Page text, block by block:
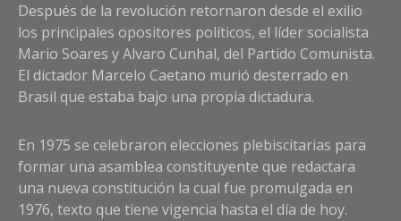
Después de la revolución retornaron desde el exilio
los principales opositores políticos, el líder socialista
Mario Soares y Alvaro Cunhal, del Partido Comunista.
El dictador Marcelo Caetano murió desterrado en
Brasil que estaba bajo una propia dictadura.
En 1975 se celebraron elecciones plebiscitarias para
formar una asamblea constituyente que redactara
una nueva constitución la cual fue promulgada en
1976, texto que tiene vigencia hasta el día de hoy.